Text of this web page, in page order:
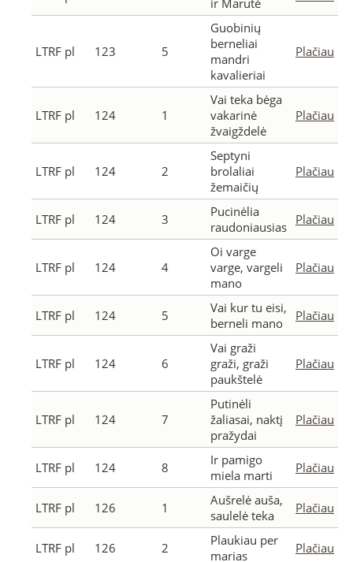
ir Marutė
LTRF pl 123 5
Guobinių
berneliai
mandri
kavalieriai
Plačiau
LTRF pl 124 1
Vai teka bėga
vakarinė
žvaigždelė
Plačiau
LTRF pl 124 2
Septyni
brolaliai
žemaičių
Plačiau
LTRF pl 124 3
Pucinėlia
raudoniausias Plačiau
LTRF pl 124 4
Oi varge
varge, vargeli
mano
Plačiau
LTRF pl 124 5
Vai kur tu eisi,
berneli mano
Plačiau
LTRF pl 124 6
Vai graži
graži, graži
paukštelė
Plačiau
LTRF pl 124 7
Putinėli
žaliasai, naktį
pražydai
Plačiau
LTRF pl 124 8
Ir pamigo
miela marti
Plačiau
LTRF pl 126 1
Aušrelė auša,
saulelė teka
Plačiau
LTRF pl 126 2
Plaukiau per
marias
Plačiau